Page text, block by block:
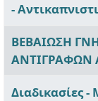
-
ΒΕΒΑΙΩΣΗ
ΑΝΤΙΓΡΑΦΩΝ
Διαδικασίες